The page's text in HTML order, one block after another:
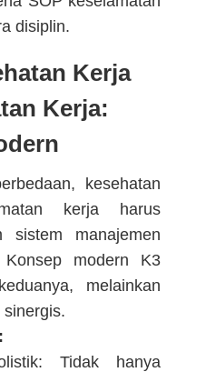
disiplin.
Kerja
Kerja:
kesehatan
kerja harus
sistem manajemen
Konsep modern K3
melainkan
Tidak hanya